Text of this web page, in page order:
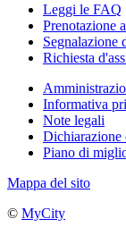
Leggi le FAQ
Prenotazione
Segnalazione
Richiesta
Informativa
Note legali
Dichiarazione
Piano di
Mappa del sito
© MyCity